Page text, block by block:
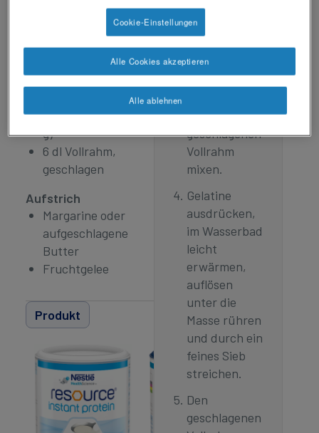
Kohlenhydratpulver)
350 g Paniermehl
3,5 dl Vollmilch
6 dl Vollrahm
3 Blattgelatine (= 6
g)
6 dl Vollrahm,
geschlagen
Aufstrich
Margarine oder
aufgeschlagene
Butter
Fruchtgelee
Produkt
Ofen bei
180°C
anrösten.
bis auf den
geschlagenen
Vollrahm
mixen.
Gelatine
ausdrücken,
im Wasserbad
leicht
erwärmen,
auflösen
unter die
Masse rühren
und durch ein
feines Sieb
streichen.
Den
geschlagenen
Cookie-Einstellungen
Alle ablehnen
Alle Cookies akzeptieren